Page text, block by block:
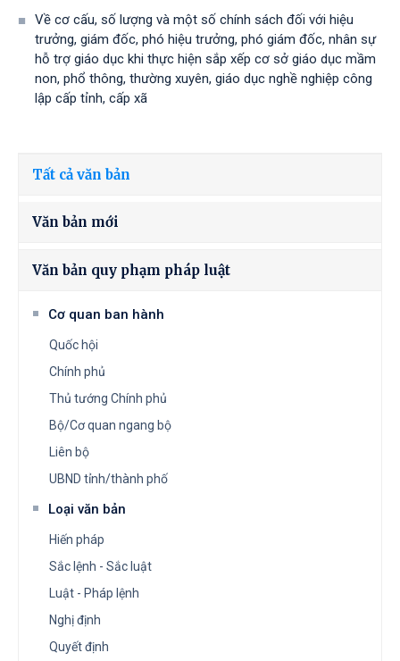
Về cơ cấu, số lượng và một số chính sách đối với hiệu
trưởng, giám đốc, phó hiệu trưởng, phó giám đốc, nhân sự
hỗ trợ giáo dục khi thực hiện sắp xếp cơ sở giáo dục mầm
non, phổ thông, thường xuyên, giáo dục nghề nghiệp công
lập cấp tỉnh, cấp xã
Tất cả văn bản
Văn bản mới
Văn bản quy phạm pháp luật
Cơ quan ban hành
Quốc hội
Chính phủ
Thủ tướng Chính phủ
Bộ/Cơ quan ngang bộ
Liên bộ
UBND tỉnh/thành phố
Loại văn bản
Hiến pháp
Sắc lệnh - Sắc luật
Luật - Pháp lệnh
Nghị định
Quyết định